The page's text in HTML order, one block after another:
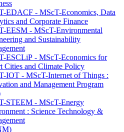
EDACF - MScT-Economics, Data
and Corporate Finance
EESM - MScT-Environmental
and Sustainability
ESCLiP - MScT-Economics for
Cities and Climate Policy
IOT - MScT-Internet of Things :
and Management Program
STEEM - MScT-Energy
: Science Technology &